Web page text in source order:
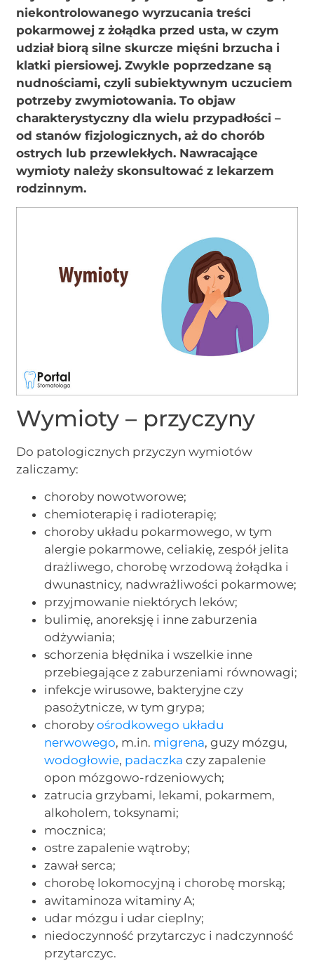
niekontrolowanego wyrzucania treści
pokarmowej z żołądka przed usta, w czym
udział biorą silne skurcze mięśni brzucha i
klatki piersiowej. Zwykle poprzedzane są
nudnościami, czyli subiektywnym uczuciem
potrzeby zwymiotowania. To objaw
charakterystyczny dla wielu przypadłości –
od stanów fizjologicznych, aż do chorób
ostrych lub przewlekłych. Nawracające
wymioty należy skonsultować z lekarzem
rodzinnym.
Wymioty – przyczyny
Do patologicznych przyczyn wymiotów
zaliczamy:
choroby nowotworowe;
chemioterapię i radioterapię;
choroby układu pokarmowego, w tym
alergie pokarmowe, celiakię, zespół jelita
drażliwego, chorobę wrzodową żołądka i
dwunastnicy, nadwrażliwości pokarmowe;
przyjmowanie niektórych leków;
bulimię, anoreksję i inne zaburzenia
odżywiania;
schorzenia błędnika i wszelkie inne
przebiegające z zaburzeniami równowagi;
infekcje wirusowe, bakteryjne czy
pasożytnicze, w tym grypa;
chorobyośrodkowego układu
nerwowego, m.in. migrena, guzy mózgu,
wodogłowie, padaczka czy zapalenie
opon mózgowo-rdzeniowych;
zatrucia grzybami, lekami, pokarmem,
alkoholem, toksynami;
mocznica;
ostre zapalenie wątroby;
zawał serca;
chorobę lokomocyjną i chorobę morską;
awitaminoza witaminy A;
udar mózgu i udar cieplny;
niedoczynność przytarczyc i nadczynność
przytarczyc.